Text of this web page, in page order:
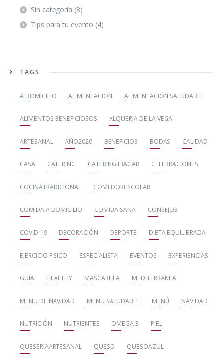
Sin categoría (8)
Tips para tu evento (4)
TAGS
A DOMICILIO ALIMENTACIÓN ALIMENTACIÓN SALUDABLE
ALIMENTOS BENEFICIOSOS ALQUERIA DE LA VEGA
ARTESANAL AÑO2020 BENEFICIOS BODAS CALIDAD
CASA CATERING CATERING IBAGAR CELEBRACIONES
COCINATRADICIONAL COMEDORESCOLAR
COMIDA A DOMICILIO COMIDA SANA CONSEJOS
COVID-19 DECORACIÓN DEPORTE DIETA EQUILIBRADA
EJERCICIO FISICO ESPECIALISTA EVENTOS EXPERIENCIAS
GUÍA HEALTHY MASCARILLA MEDITERRÁNEA
MENU DE NAVIDAD MENU SALUDABLE MENÚ NAVIDAD
NUTRICIÓN NUTRIENTES OMEGA 3 PIEL
QUESERÍAARTESANAL QUESO QUESOAZUL